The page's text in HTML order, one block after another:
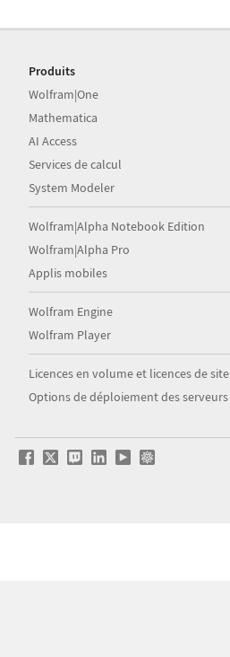
Produits
Wolfram|One
Mathematica
AI Access
Services de calcul
System Modeler
Wolfram|Alpha Notebook Edition
Wolfram|Alpha Pro
Applis mobiles
Wolfram Engine
Wolfram Player
Licences en volume et licences de site
Options de déploiement des serveurs